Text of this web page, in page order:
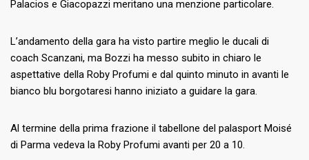
Palacios e Giacopazzi meritano una menzione particolare.
L’andamento della gara ha visto partire meglio le ducali di
coach Scanzani, ma Bozzi ha messo subito in chiaro le
aspettative della Roby Profumi e dal quinto minuto in avanti le
bianco blu borgotaresi hanno iniziato a guidare la gara.
Al termine della prima frazione il tabellone del palasport Moisé
di Parma vedeva la Roby Profumi avanti per 20 a 10.